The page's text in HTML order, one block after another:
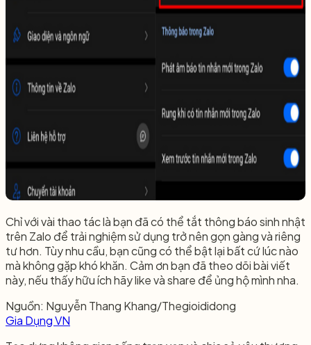
Chỉ với vài thao tác là bạn đã có thể tắt thông báo sinh nhật
trên Zalo để trải nghiệm sử dụng trở nên gọn gàng và riêng
tư hơn. Tùy nhu cầu, bạn cũng có thể bật lại bất cứ lúc nào
mà không gặp khó khăn. Cảm ơn bạn đã theo dõi bài viết
này, nếu thấy hữu ích hãy like và share để ủng hộ mình nha.
Nguồn: Nguyễn Thang Khang/Thegioididong​
Gia Dụng VN